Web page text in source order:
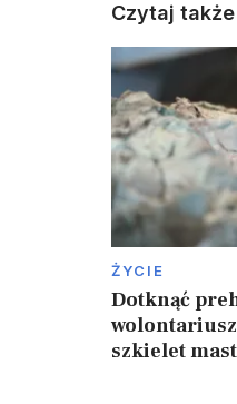
Czytaj także
ŻYCIE
Dotknąć
szkielet